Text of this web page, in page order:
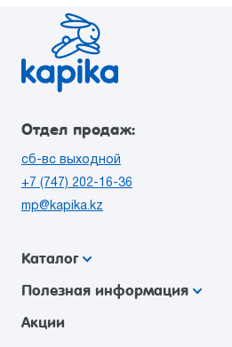
Отдел продаж:
сб-вс выходной
+7 (747) 202-16-36
mp@kapika.kz
Каталог
Акции
Полезная информация